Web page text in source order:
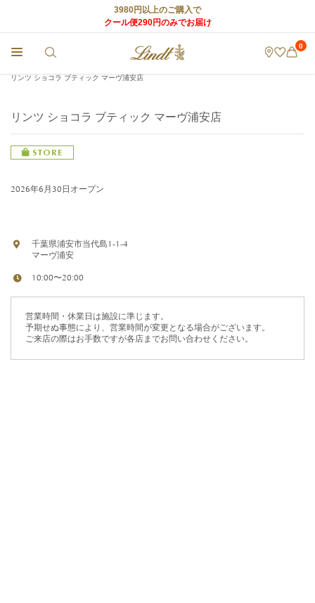
3980円以上のご購入で
クール便290円のみでお届け
0
リンツ ショコラ ブティック マーヴ浦安店
リンツ ショコラ ブティック マーヴ浦安店
STORE
2026年6月30日オープン
千葉県浦安市当代島1-1-4
マーヴ浦安
10:00〜20:00
営業時間・休業日は施設に準じます。
予期せぬ事態により、営業時間が変更となる場合がございます。
ご来店の際はお手数ですが各店までお問い合わせください。